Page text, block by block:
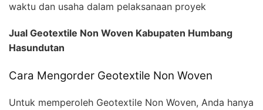
waktu dan usaha dalam pelaksanaan proyek
Jual Geotextile Non Woven Kabupaten Humbang
Hasundutan
Cara Mengorder Geotextile Non Woven
Untuk memperoleh Geotextile Non Woven, Anda hanya